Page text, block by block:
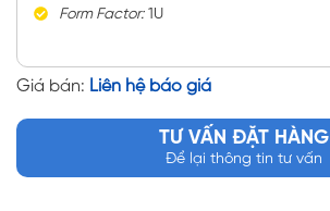
Form Factor: 1U
Giá bán: Liên hệ báo giá
TƯ VẤN ĐẶT HÀNG
Để lại thông tin tư vấn